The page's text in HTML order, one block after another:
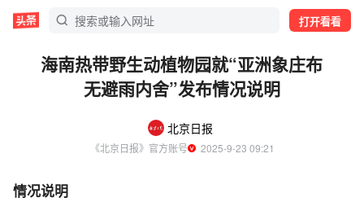
打开看看
海南热带野生动植物园就“亚洲象庄布
无避雨内舍”发布情况说明
北京日报
《北京日报》官方账号
  2025-9-23 09:21
情况说明